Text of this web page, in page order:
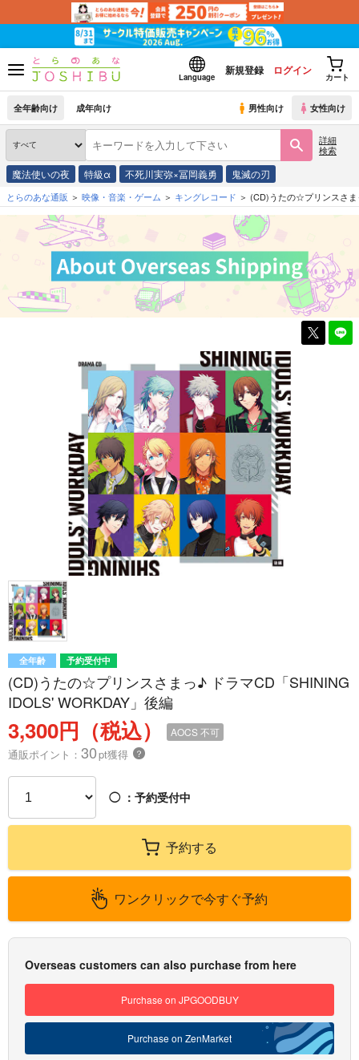
Language
新規登録 ログイン
カート
全年齢向け 成年向け 男性向け 女性向け
詳細
検索
魔法使いの夜 特級α 不死川実弥×冨岡義勇 鬼滅の刃
とらのあな通販 映像・音楽・ゲーム キングレコード (CD)うたの☆プリンスさま
全年齢 予約受付中
(CD)うたの☆プリンスさまっ♪ ドラマCD「SHINING
IDOLS' WORKDAY」後編
3,300円（税込） AOCS不可
通販ポイント： 30pt獲得 ？
◯ ：予約受付中
予約する
ワンクリックで今すぐ予約
Overseas customers can also purchase from here
Purchase on JPGOODBUY
Purchase on ZenMarket